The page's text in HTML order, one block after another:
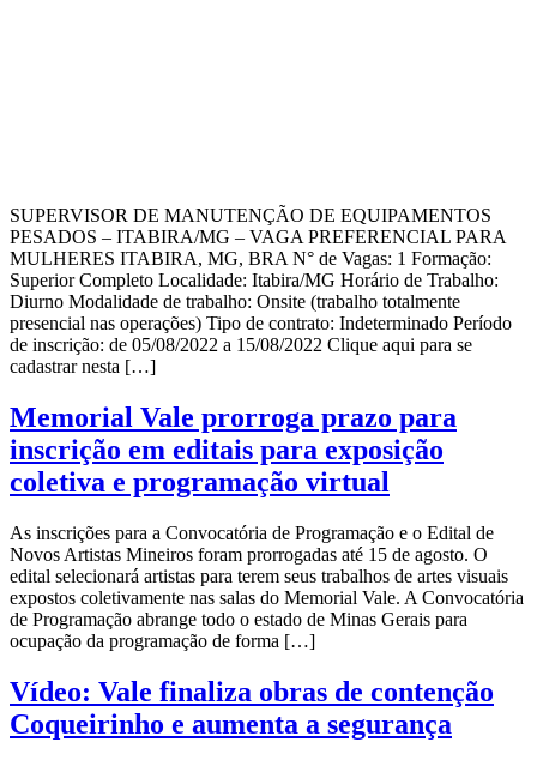
SUPERVISOR DE MANUTENÇÃO DE EQUIPAMENTOS
PESADOS – ITABIRA/MG – VAGA PREFERENCIAL PARA
MULHERES ITABIRA, MG, BRA N° de Vagas: 1 Formação:
Superior Completo Localidade: Itabira/MG Horário de Trabalho:
Diurno Modalidade de trabalho: Onsite (trabalho totalmente
presencial nas operações) Tipo de contrato: Indeterminado Período
de inscrição: de 05/08/2022 a 15/08/2022 Clique aqui para se
cadastrar nesta […]
Memorial Vale prorroga prazo para
inscrição em editais para exposição
coletiva e programação virtual
As inscrições para a Convocatória de Programação e o Edital de
Novos Artistas Mineiros foram prorrogadas até 15 de agosto. O
edital selecionará artistas para terem seus trabalhos de artes visuais
expostos coletivamente nas salas do Memorial Vale. A Convocatória
de Programação abrange todo o estado de Minas Gerais para
ocupação da programação de forma […]
Vídeo: Vale finaliza obras de contenção
Coqueirinho e aumenta a segurança